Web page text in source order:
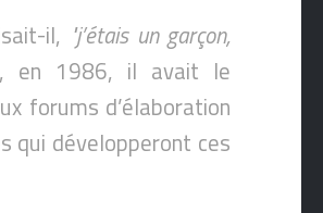
il, "j’étais un garçon,
en 1986, il avait le
forums d’élaboration
qui développeront ces